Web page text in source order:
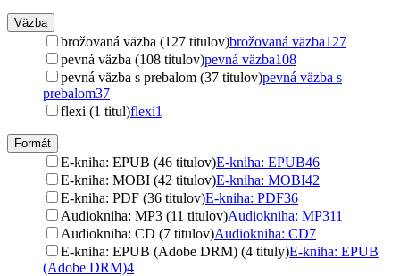
Väzba
brožovaná väzba (127 titulov)brožovaná väzba127
pevná väzba (108 titulov)pevná väzba108
pevná väzba s prebalom (37 titulov)pevná väzba s
prebalom37
flexi (1 titul)flexi1
Formát
E-kniha: EPUB (46 titulov)E-kniha: EPUB46
E-kniha: MOBI (42 titulov)E-kniha: MOBI42
E-kniha: PDF (36 titulov)E-kniha: PDF36
Audiokniha: MP3 (11 titulov)Audiokniha: MP311
Audiokniha: CD (7 titulov)Audiokniha: CD7
E-kniha: EPUB (Adobe DRM) (4 tituly)E-kniha: EPUB
(Adobe DRM)4